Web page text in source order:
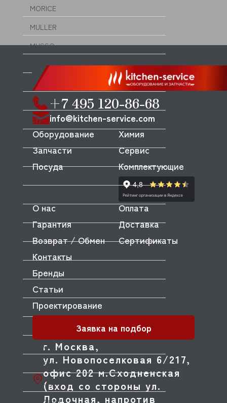
MORICE
MULLER
MUSSO
NEMOX
NOPEIN
NTF
NUOVA SIMONELLI
OLIS
OMNIWASH
ORVED
OZTIRYAKILER
P.L. Proff Cuisine
PACOJET
PANERO
PARKER
+7 495 120-86-68
info@kitchen-service.com
г. Москва,
ул. Новопоселковая 6/217,
офис 202 м.Сходненская
(вход со стороны ул.
Лодочная, напротив
Оборудование
Запчасти
Посуда
Химия
Сервис
Комплектующие
О нас
Оплата
Гарантия
Доставка
Возврат / Обмен
Сертификаты
Контакты
Бренды
Статьи
Проектирование
Заявка на подбор